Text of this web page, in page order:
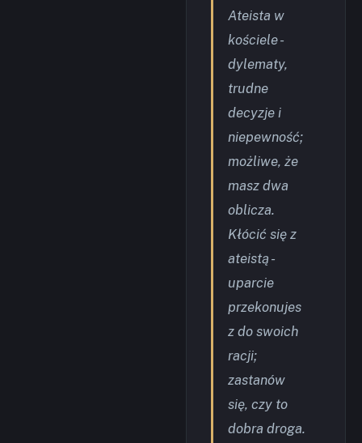
Ateista w
kościele -
dylematy,
trudne
decyzje i
niepewność;
możliwe, że
masz dwa
oblicza.
Kłócić się z
ateistą -
uparcie
przekonujes
z do swoich
racji;
zastanów
się, czy to
dobra droga.